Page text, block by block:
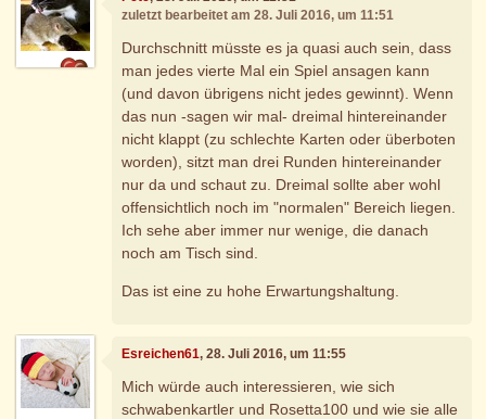
zuletzt bearbeitet am 28. Juli 2016, um 11:51
Durchschnitt müsste es ja quasi auch sein, dass
man jedes vierte Mal ein Spiel ansagen kann
(und davon übrigens nicht jedes gewinnt). Wenn
das nun -sagen wir mal- dreimal hintereinander
nicht klappt (zu schlechte Karten oder überboten
worden), sitzt man drei Runden hintereinander
nur da und schaut zu. Dreimal sollte aber wohl
offensichtlich noch im "normalen" Bereich liegen.
Ich sehe aber immer nur wenige, die danach
noch am Tisch sind.
Das ist eine zu hohe Erwartungshaltung.
Esreichen61, 28. Juli 2016, um 11:55
Mich würde auch interessieren, wie sich
schwabenkartler und Rosetta100 und wie sie alle